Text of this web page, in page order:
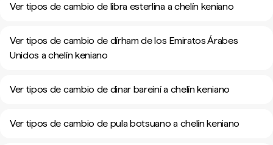
Ver tipos de cambio de libra esterlina a chelín keniano
Ver tipos de cambio de dírham de los Emiratos Árabes
Unidos a chelín keniano
Ver tipos de cambio de dinar bareiní a chelín keniano
Ver tipos de cambio de pula botsuano a chelín keniano